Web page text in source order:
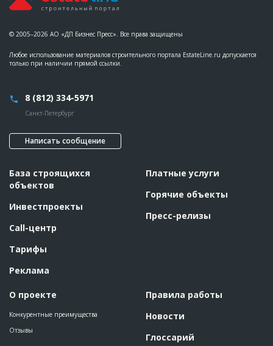
© 2005–2026 АО «ДП Бизнес Пресс». Все права защищены
Любое использование материалов строительного портала EstateLine.ru допускается
только при наличии прямой ссылки.
8 (812) 334-5971
Санкт-Петербург
Написать сообщение
База строящихся
объектов
Инвестпроекты
Call-центр
Тарифы
Реклама
О проекте
Конкурентные преимущества
Отзывы
Платные услуги
Горячие объекты
Пресс-релизы
Правила работы
Новости
Глоссарий